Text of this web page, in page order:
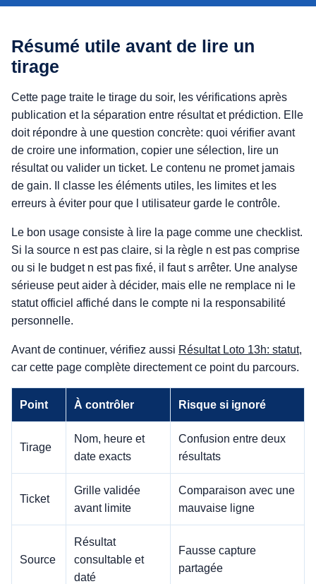
Résumé utile avant de lire un
tirage
Cette page traite le tirage du soir, les vérifications après
publication et la séparation entre résultat et prédiction. Elle
doit répondre à une question concrète: quoi vérifier avant
de croire une information, copier une sélection, lire un
résultat ou valider un ticket. Le contenu ne promet jamais
de gain. Il classe les éléments utiles, les limites et les
erreurs à éviter pour que l utilisateur garde le contrôle.
Le bon usage consiste à lire la page comme une checklist.
Si la source n est pas claire, si la règle n est pas comprise
ou si le budget n est pas fixé, il faut s arrêter. Une analyse
sérieuse peut aider à décider, mais elle ne remplace ni le
statut officiel affiché dans le compte ni la responsabilité
personnelle.
Avant de continuer, vérifiez aussi Résultat Loto 13h: statut,
car cette page complète directement ce point du parcours.
Point À contrôler Risque si ignoré
Tirage
Nom, heure et
date exacts
Confusion entre deux
résultats
Ticket
Grille validée
avant limite
Comparaison avec une
mauvaise ligne
Source
Résultat
consultable et
daté
Fausse capture
partagée